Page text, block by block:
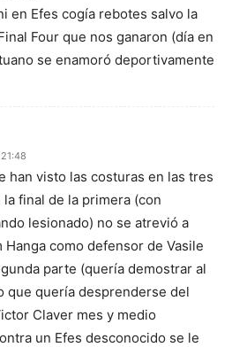
en Efes cogía rebotes salvo la
Four que nos ganaron (día en
se enamoró deportivamente
han visto las costuras en las tres
la final de la primera (con
lesionado) no se atrevió a
Hanga como defensor de Vasile
parte (quería demostrar al
que quería desprenderse del
Claver mes y medio
un Efes desconocido se le